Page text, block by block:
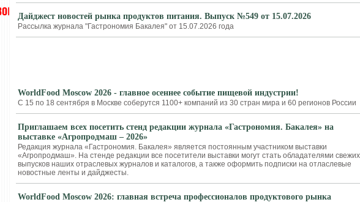
Дайджест новостей рынка продуктов питания. Выпуск №549 от 15.07.2026
Рассылка журнала "Гастрономия Бакалея" от 15.07.2026 года
WorldFood Moscow 2026 - главное осеннее событие пищевой индустрии!
С 15 по 18 сентября в Москве соберутся 1100+ компаний из 30 стран мира и 60 регионов России
Приглашаем всех посетить стенд редакции журнала «Гастрономия. Бакалея» на
выставке «Агропродмаш – 2026»
Редакция журнала «Гастрономия. Бакалея» является постоянным участником выставки
«Агропродмаш». На стенде редакции все посетители выставки могут стать обладателями свежих
выпусков наших отраслевых журналов и каталогов, а также оформить подписки на отласлевые
новостные ленты и дайджесты.
WorldFood Moscow 2026: главная встреча профессионалов продуктового рынка